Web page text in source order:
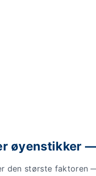
øyenstikker
den største faktoren